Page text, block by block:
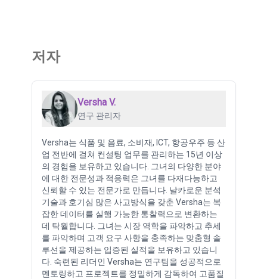
저자
Versha V.
연구 관리자
Versha는 식품 및 음료, 소비재, ICT, 항공우주 등 산
업 전반에 걸쳐 컨설팅 업무를 관리하는 15년 이상
의 경험을 보유하고 있습니다. 그녀의 다양한 분야
에 대한 전문성과 적응력은 그녀를 다재다능하고
신뢰할 수 있는 전문가로 만듭니다. 날카로운 분석
기술과 호기심 많은 사고방식을 갖춘 Versha는 복
잡한 데이터를 실행 가능한 통찰력으로 변환하는
데 탁월합니다. 그녀는 시장 역학을 파악하고 추세
를 파악하며 고객 요구 사항을 충족하는 맞춤형 솔
루션을 제공하는 입증된 실적을 보유하고 있습니
다. 숙련된 리더인 Versha는 연구팀을 성공적으로
멘토링하고 프로젝트를 정밀하게 감독하여 고품질